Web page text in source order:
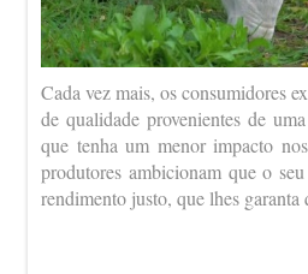
Cada vez mais, os consumidores
de qualidade provenientes de
que tenha um menor impacto
produtores ambicionam que o
rendimento justo, que lhes garanta